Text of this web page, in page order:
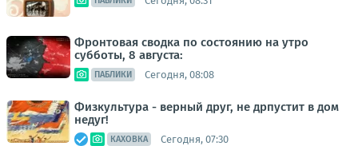
Фронтовая сводка по состоянию на утро
субботы, 8 августа:
ПАБЛИКИ Сегодня, 08:08
Физкультура - верный друг, не дрпустит в дом
недуг!
КАХОВКА Сегодня, 07:30